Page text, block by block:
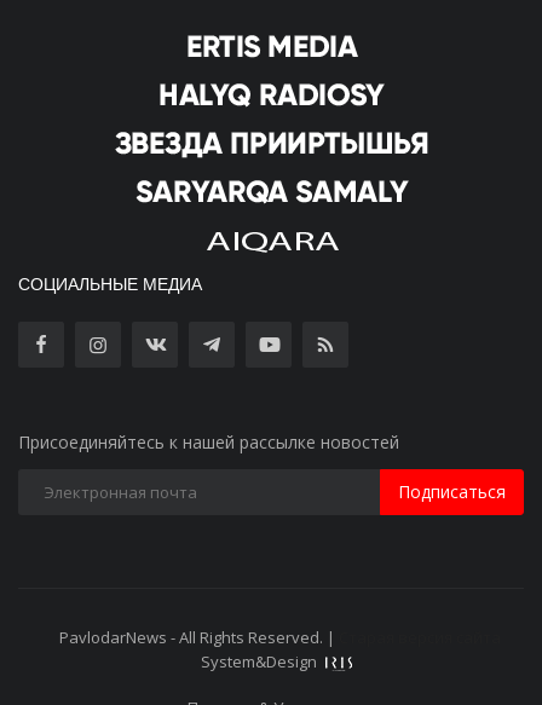
СОЦИАЛЬНЫЕ МЕДИА
Присоединяйтесь к нашей рассылке новостей
Подписаться
PavlodarNews - All Rights Reserved. |
System&Design